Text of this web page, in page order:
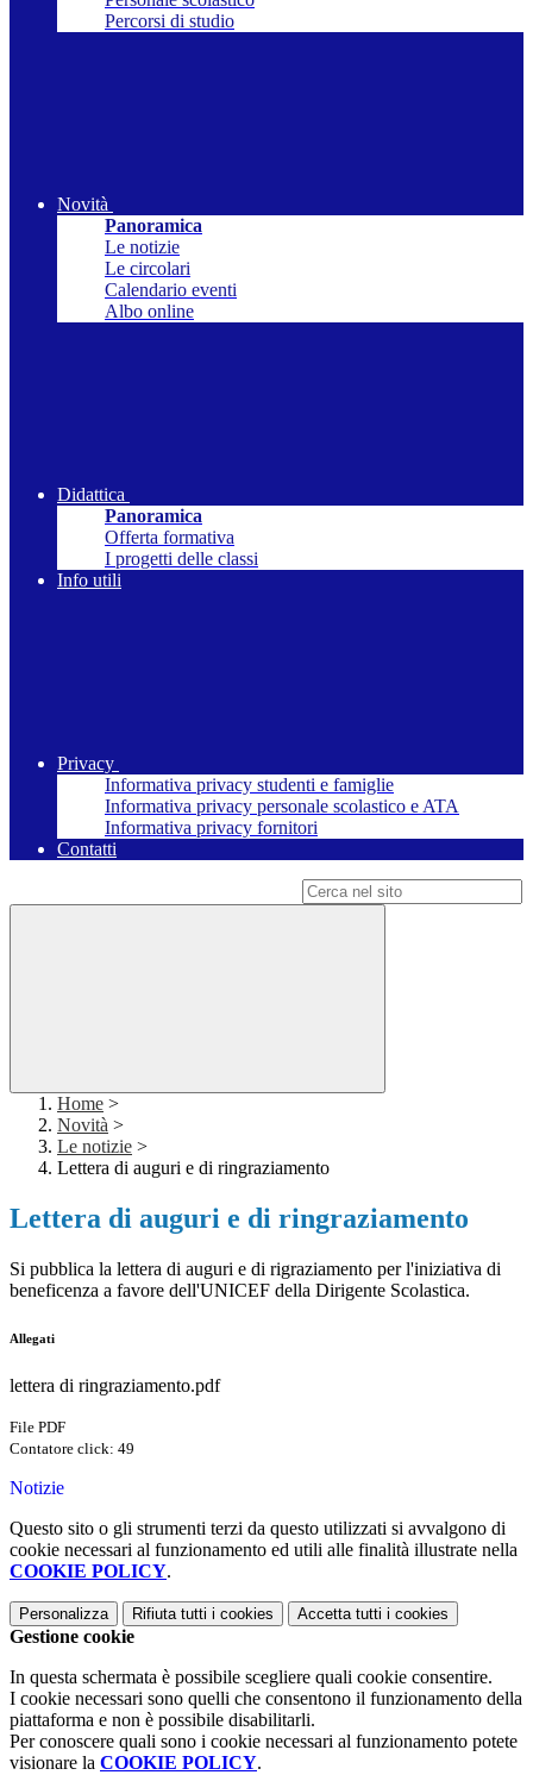
Percorsi di studio
Novità
Panoramica
Le notizie
Le circolari
Calendario eventi
Albo online
Didattica
Panoramica
Offerta formativa
I progetti delle classi
Info utili
Privacy
Informativa privacy studenti e famiglie
Informativa privacy personale scolastico e ATA
Informativa privacy fornitori
Contatti
Home >
Novità >
Le notizie >
Lettera di auguri e di ringraziamento
Lettera di auguri e di ringraziamento
Si pubblica la lettera di auguri e di rigraziamento per l'iniziativa di
beneficenza a favore dell'UNICEF della Dirigente Scolastica.
Allegati
lettera di ringraziamento.pdf
File PDF
Contatore click: 49
Notizie
Questo sito o gli strumenti terzi da questo utilizzati si avvalgono di
cookie necessari al funzionamento ed utili alle finalità illustrate nella
COOKIE POLICY.
Personalizza Rifiuta tutti i cookies Accetta tutti i cookies
Gestione cookie
In questa schermata è possibile scegliere quali cookie consentire.
I cookie necessari sono quelli che consentono il funzionamento della
piattaforma e non è possibile disabilitarli.
Per conoscere quali sono i cookie necessari al funzionamento potete
visionare la COOKIE POLICY.